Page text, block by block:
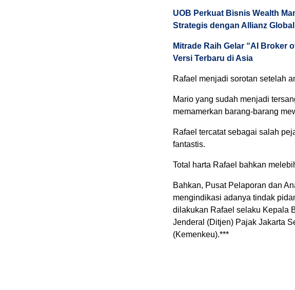
UOB Perkuat Bisnis Wealth
Strategis dengan Allianz
Mitrade Raih Gelar “AI Broker
Versi Terbaru di Asia
Rafael menjadi sorotan setelah
Mario yang sudah menjadi
memamerkan barang-barang
Rafael tercatat sebagai salah
fantastis.
Total harta Rafael bahkan
Bahkan, Pusat Pelaporan dan
mengindikasi adanya tindak
dilakukan Rafael selaku Kepala
Jenderal (Ditjen) Pajak Jakarta
(Kemenkeu).***